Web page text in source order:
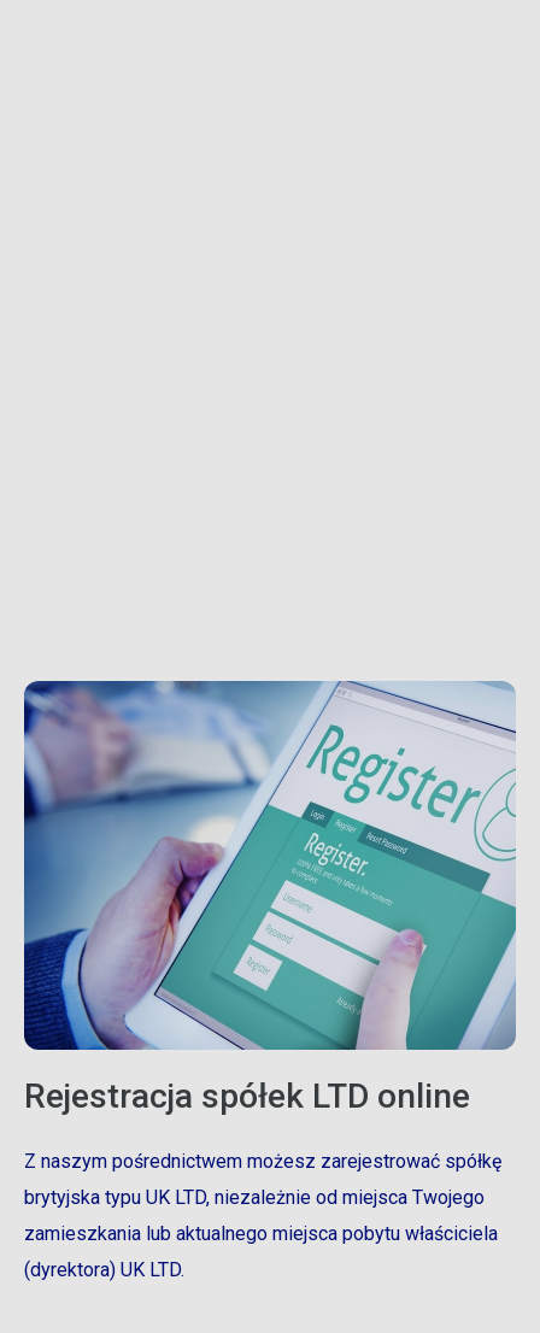
Rejestracja spółek LTD online
Z naszym pośrednictwem możesz zarejestrować spółkę
brytyjska typu UK LTD, niezależnie od miejsca Twojego
zamieszkania lub aktualnego miejsca pobytu właściciela
(dyrektora) UK LTD.